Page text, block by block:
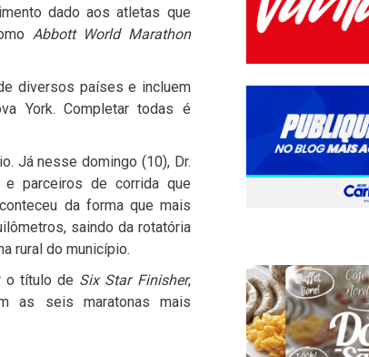
dado aos atletas que
Abbott World Marathon
diversos países e incluem
York. Completar todas é
Já nesse domingo (10), Dr.
e parceiros de corrida que
da forma que mais
saindo da rotatória
rural do município.
o título de Six Star Finisher,
as seis maratonas mais